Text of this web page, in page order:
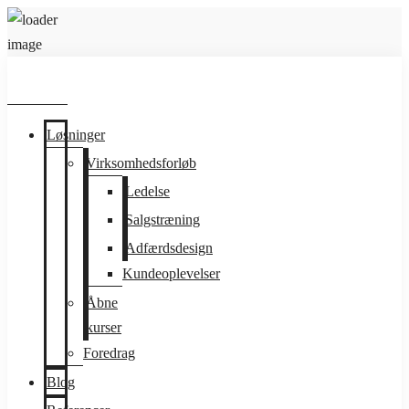
Løsninger
Virksomhedsforløb
Ledelse
Salgstræning
Adfærdsdesign
Kundeoplevelser
Åbne
kurser
Foredrag
Blog